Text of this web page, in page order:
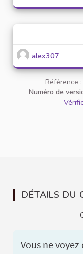
alex307
Référence
Numéro de
DÉTAILS DU
Vous ne